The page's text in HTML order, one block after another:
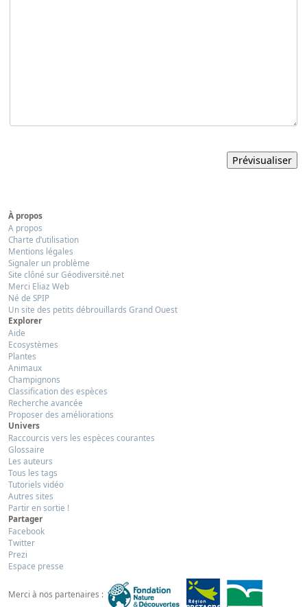
À propos
A propos
Charte d’utilisation
Mentions légales
Signaler un problème
Site clôné sur Géodiversité.net
Merci Eliaz Web
Né de SPIP
Un site des petits débrouillards Grand Ouest
Explorer
Aide
Ecosystèmes
Plantes
Animaux
Champignons
Classification des espèces
Recherche avancée
Proposer des améliorations
Univers
Raccourcis vers les espèces courantes
Glossaire
Les auteurs
Tous les tags
Tutoriels vidéo
Autres sites
Partir en sortie !
Partager
Facebook
Twitter
Prezi
Espace presse
Merci à nos partenaires :